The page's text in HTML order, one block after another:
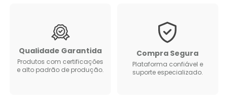
Qualidade Garantida
Produtos com certificações
e alto padrão de produção.
Compra Segura
Plataforma confiável e
suporte especializado.